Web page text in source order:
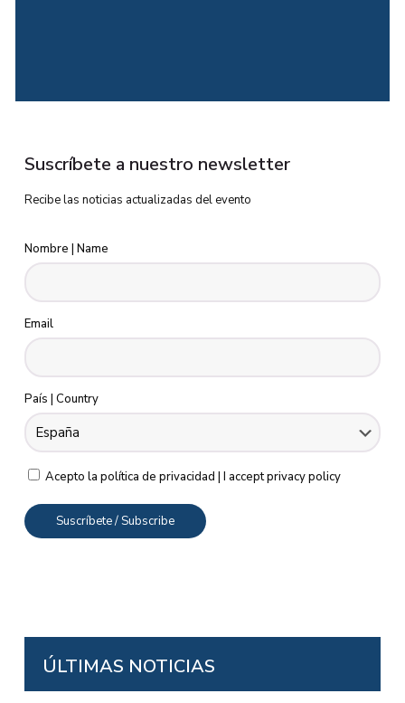
Suscríbete a nuestro newsletter
Recibe las noticias actualizadas del evento
Nombre | Name
Email
País | Country
Acepto la política de privacidad | I accept privacy policy
ÚLTIMAS NOTICIAS